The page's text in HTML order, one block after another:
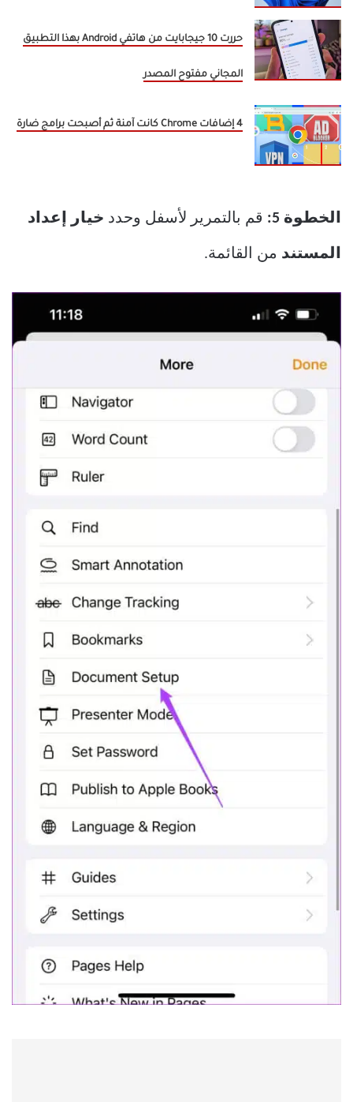
حررت 10 جيجابايت من هاتفي Android بهذا التطبيق
المجاني مفتوح المصدر
4 إضافات Chrome كانت آمنة ثم أصبحت برامج ضارة
الخطوة 5: قم بالتمرير لأسفل وحدد خيار إعداد
المستند من القائمة.